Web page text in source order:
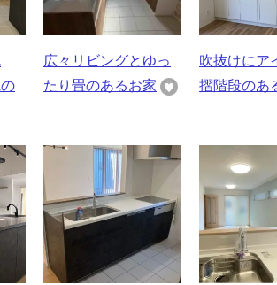
広々リビングとゆっ
たり畳のあるお家
吹抜けにア
摺階段のあ